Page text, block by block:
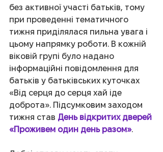
без активної участі батьків, тому
при проведенні тематичного
тижня приділялася пильна увага і
цьому напрямку роботи. В кожній
віковій групі було надано
інформаційні повідомлення для
батьків у батьківських куточках
«Від серця до серця хай іде
доброта». Підсумковим заходом
тижня став День відкритих дверей
«Проживем один день разом».